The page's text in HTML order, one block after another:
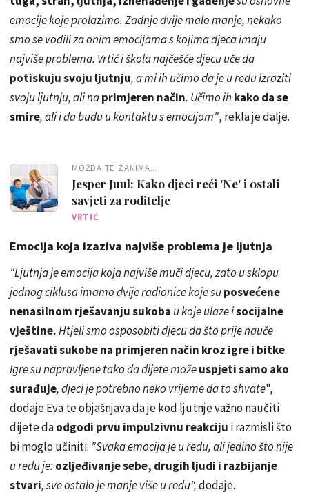
emocije koje prolazimo. Zadnje dvije malo manje, nekako
smo se vodili za onim emocijama s kojima djeca imaju
najviše problema. Vrtić i škola najčešće djecu uče da
potiskuju svoju ljutnju, a mi ih učimo da je u redu izraziti
svoju ljutnju, ali naprimjeren način. Učimo ih kako da se
smire, ali i da budu u kontaktu s emocijom", rekla je dalje.
MOŽDA TE ZANIMA...
Jesper Juul: Kako djeci reći 'Ne' i ostali
savjeti za roditelje
VRTIĆ
Emocija koja izaziva najviše problema je ljutnja
"Ljutnja je emocija koja najviše muči djecu, zato u sklopu
jednog ciklusa imamo dvije radionice koje suposvećene
nenasilnom rješavanju sukoba u koje ulaze isocijalne
vještine.Htjeli smo osposobiti djecu da što prije nauče
rješavati sukobe na primjeren način kroz igre i bitke.
Igre su napravljene tako da dijete možeuspjeti samo ako
surađuje, djeci je potrebno neko vrijeme da to shvate",
dodaje Eva te objašnjava da je kod ljutnje važno naučiti
dijete daodgodi prvu impulzivnu reakciju i razmisli što
bi moglo učiniti. "Svaka emocija je u redu, ali jedino što nije
u redu je:ozljeđivanje sebe, drugih ljudi i razbijanje
stvari, sve ostalo je manje više u redu",dodaje.